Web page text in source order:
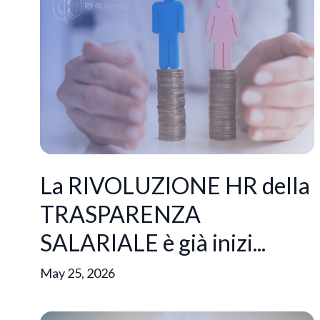
La RIVOLUZIONE HR della
TRASPARENZA
SALARIALE è già inizi...
May 25, 2026